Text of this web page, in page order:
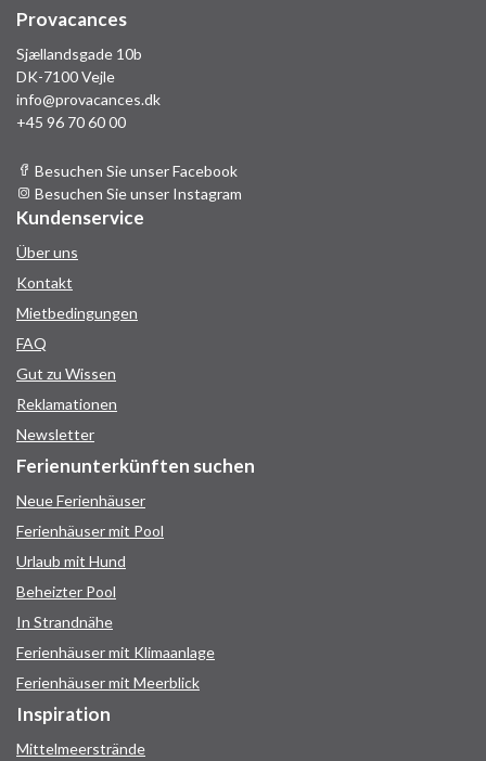
Provacances
Sjællandsgade 10b
DK-7100 Vejle
info@provacances.dk
+45 96 70 60 00
Besuchen Sie unser Facebook
Besuchen Sie unser Instagram
Kundenservice
Über uns
Kontakt
Mietbedingungen
FAQ
Gut zu Wissen
Reklamationen
Newsletter
Ferienunterkünften suchen
Neue Ferienhäuser
Ferienhäuser mit Pool
Urlaub mit Hund
Beheizter Pool
In Strandnähe
Ferienhäuser mit Klimaanlage
Ferienhäuser mit Meerblick
Inspiration
Mittelmeerstrände